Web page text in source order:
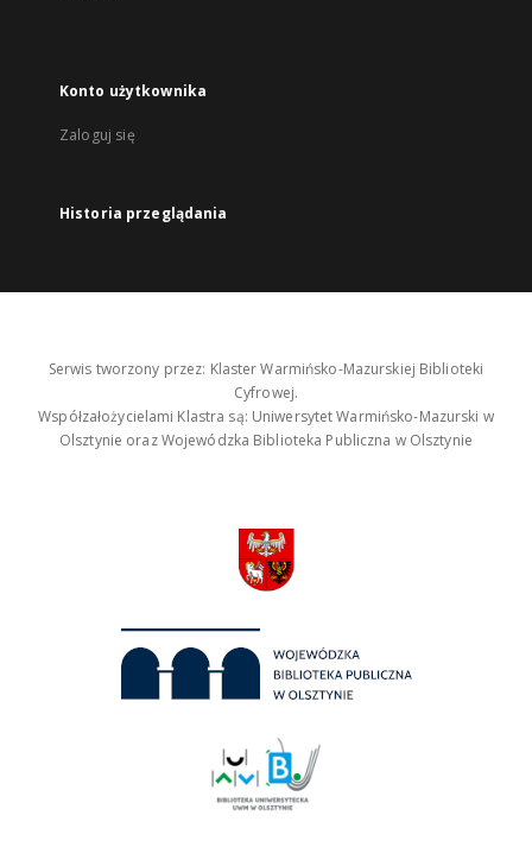
Konto użytkownika
Zaloguj się
Historia przeglądania
Serwis tworzony przez: Klaster Warmińsko-Mazurskiej Biblioteki
Cyfrowej.
Współzałożycielami Klastra są: Uniwersytet Warmińsko-Mazurski w
Olsztynie oraz Wojewódzka Biblioteka Publiczna w Olsztynie